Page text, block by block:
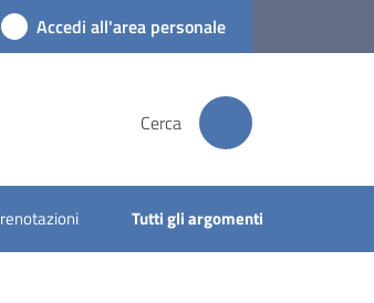
Accedi all'area personale
Cerca
Tutti gli argomenti